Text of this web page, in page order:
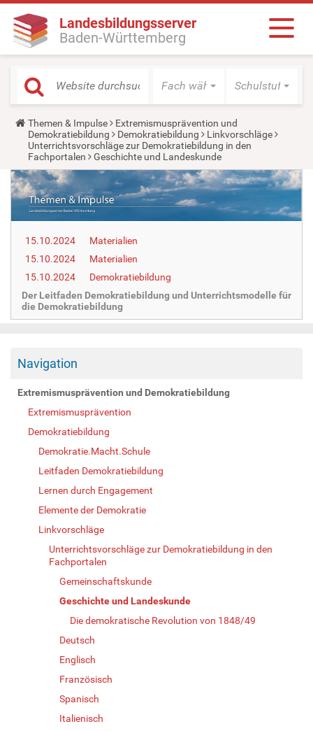
Landesbildungsserver
Baden-Württemberg
Fach wählen Schulstufe
Y
o
u
a
r
e
h
e
r
e
Themen & Impulse
Extremismusprävention und
Demokratiebildung
Demokratiebildung
Linkvorschläge
Unterrichtsvorschläge zur Demokratiebildung in den
Fachportalen
Geschichte und Landeskunde
15.10.2024
Materialien
15.10.2024
Materialien
15.10.2024
Demokratiebildung
Der Leitfaden Demokratiebildung und Unterrichtsmodelle für
die Demokratiebildung
Navigation
Extremismusprävention und Demokratiebildung
Extremismusprävention
Demokratiebildung
Demokratie.Macht.Schule
Leitfaden Demokratiebildung
Lernen durch Engagement
Elemente der Demokratie
Linkvorschläge
Unterrichtsvorschläge zur Demokratiebildung in den
Fachportalen
Gemeinschaftskunde
Geschichte und Landeskunde
Die demokratische Revolution von 1848/49
Deutsch
Englisch
Französisch
Spanisch
Italienisch